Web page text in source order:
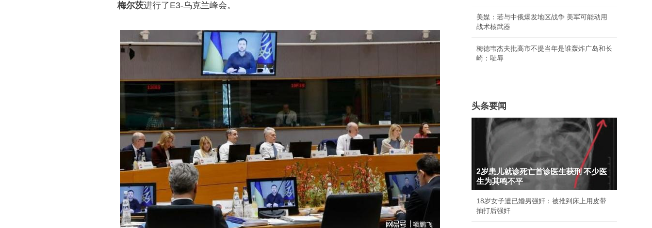
梅尔茨进行了E3-乌克兰峰会。
美媒：若与中俄爆发地区战争 美军可能动用
战术核武器
梅德韦杰夫批高市不提当年是谁轰炸广岛和长
崎：耻辱
头条要闻
2岁患儿就诊死亡首诊医生获刑 不少医
生为其鸣不平
18岁女子遭已婚男强奸：被推到床上用皮带
抽打后强奸